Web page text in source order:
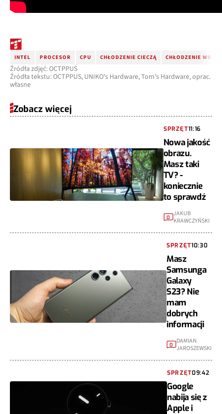
INTEL PROCESOR CPU CHŁODZENIE CIECZĄ CHŁODZENIE
Źródła zdjęć: OCTPPUS
Źródła tekstu: OCTPPUS, UNIKO's Hardware, Tom's Hardware, oprac.
własne
Zobacz więcej
SPRZĘT11:16
Nowa jakość
obrazu.
Masz taki
TV? -
koniecznie
to sprawdź
0 JAKUB
KRAWCZYŃSKI
SPRZĘT10:30
Masz
Samsunga
Galaxy
S23? Nie
mam
dobrych
informacji
0
DAMIAN
JAROSZEWSKI
SPRZĘT09:42
Google
nabija się z
Apple i